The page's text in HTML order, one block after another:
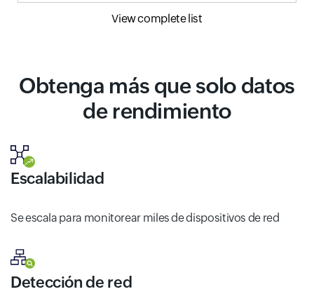
View complete list
Obtenga más que solo datos
de rendimiento
Escalabilidad
Se escala para monitorear miles de dispositivos de red
Detección de red